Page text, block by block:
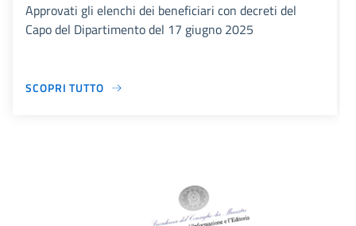
Approvati gli elenchi dei beneficiari con decreti del
Capo del Dipartimento del 17 giugno 2025
SCOPRI TUTTO